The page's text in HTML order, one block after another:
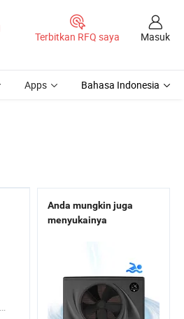
Terbitkan RFQ saya Masuk
Apps Bahasa Indonesia
Anda mungkin juga
menyukainya